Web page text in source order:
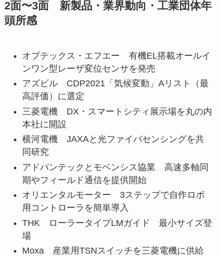
2面〜3面 新製品・業界動向・工業団体年
頭所感
オプテックス・エフエー 有機EL搭載オールイ
ンワン型レーザ変位センサを発売
アズビル CDP2021「気候変動」Aリスト（最
高評価）に選定
三菱電機 DX・スマートシティ展示場を丸の内
本社に開設
横河電機 JAXAと光ファイバセンシングを共
同研究
アドバンテックとモベンシス協業 高速多軸同
期やフィールド通信を提供開始
オリエンタルモーター 3ステップで自作ロボ
用コントローラを簡単導入
THK ローラータイプLMガイド 最小サイズ登
場
Moxa 産業用TSNスイッチを三菱電機に供給